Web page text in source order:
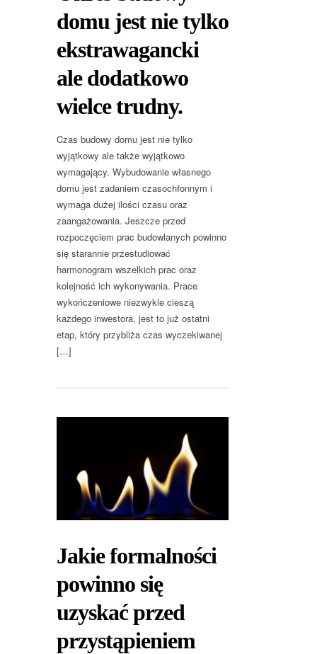
domu jest nie tylko
ekstrawagancki
ale dodatkowo
wielce trudny.
Czas budowy domu jest nie tylko
wyjątkowy ale także wyjątkowo
wymagający. Wybudowanie własnego
domu jest zadaniem czasochłonnym i
wymaga dużej ilości czasu oraz
zaangażowania. Jeszcze przed
rozpoczęciem prac budowlanych powinno
się starannie przestudiować
harmonogram wszelkich prac oraz
kolejność ich wykonywania. Prace
wykończeniowe niezwykle cieszą
każdego inwestora, jest to już ostatni
etap, który przybliża czas wyczekiwanej
[…]
Jakie formalności
powinno się
uzyskać przed
przystąpieniem